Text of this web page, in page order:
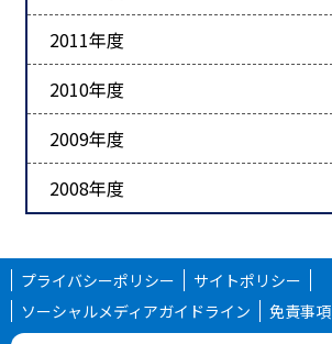
2011年度
2010年度
2009年度
2008年度
プライバシーポリシー
サイトポリシー
ソーシャルメディアガイドライン
免責事項